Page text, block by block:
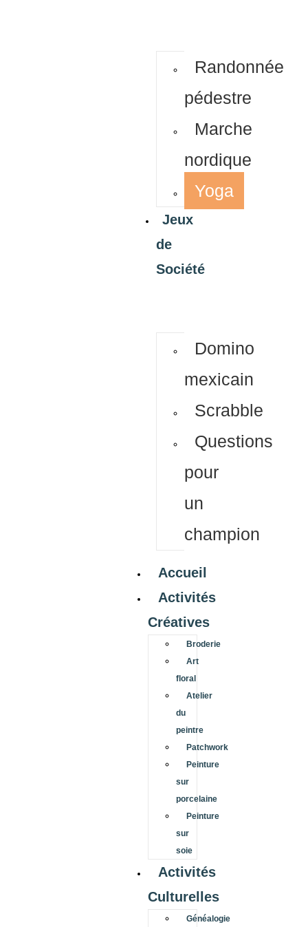
Randonnée
pédestre
Marche
nordique
Yoga
Jeux
de
Société
Domino
mexicain
Scrabble
Questions
pour
un
champion
Accueil
Activités
Créatives
Broderie
Art
floral
Atelier
du
peintre
Patchwork
Peinture
sur
porcelaine
Peinture
sur
soie
Activités
Culturelles
Généalogie